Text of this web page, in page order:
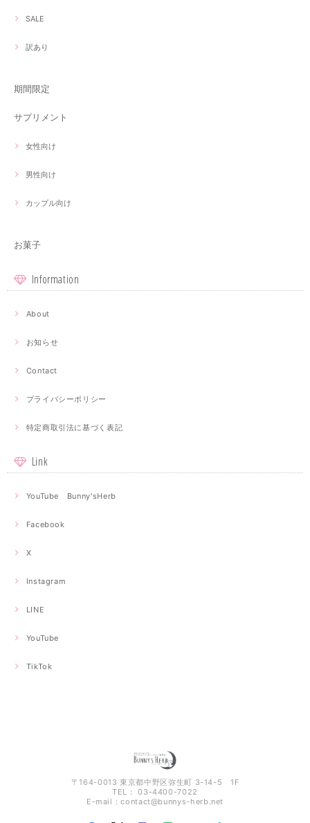
SALE
訳あり
期間限定
サプリメント
女性向け
男性向け
カップル向け
お菓子
Information
About
お知らせ
Contact
プライバシーポリシー
特定商取引法に基づく表記
Link
YouTube Bunny'sHerb
Facebook
X
Instagram
LINE
YouTube
TikTok
〒164-0013 東京都中野区弥生町 3-14-5 1F
TEL： 03-4400-7022
E-mail：contact@bunnys-herb.net